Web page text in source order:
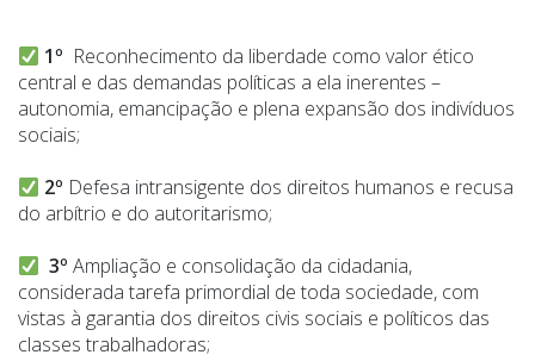
1º Reconhecimento da liberdade como valor ético
central e das demandas políticas a ela inerentes –
autonomia, emancipação e plena expansão dos indivíduos
sociais;
2º Defesa intransigente dos direitos humanos e recusa
do arbítrio e do autoritarismo;
3º Ampliação e consolidação da cidadania,
considerada tarefa primordial de toda sociedade, com
vistas à garantia dos direitos civis sociais e políticos das
classes trabalhadoras;